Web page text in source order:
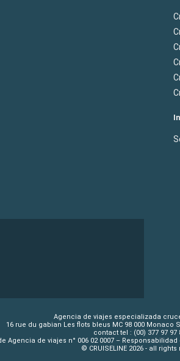
Agencia de viajes especializada
16 rue du gabian Les flots bleus MC 98 000 Monaco
contact tel : (00) 377 97 97
Agencia de viajes n° 006 02 0007 – Responsabilidad
© CRUISELINE 2026 - all rights